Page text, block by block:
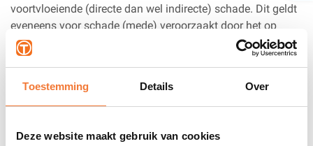
Toestemming Details Over
Deze website maakt gebruik van cookies
voortvloeiende (directe dan wel indirecte) schade. Dit geldt
eveneens voor schade (mede) veroorzaakt door het op
elektronische wijze aanbieden en verzenden van gegevens
en/of door technische storingen.
Aan de op deze site geboden informatie en/of diensten
kunnen door de gebruiker geen rechten worden ontleend en